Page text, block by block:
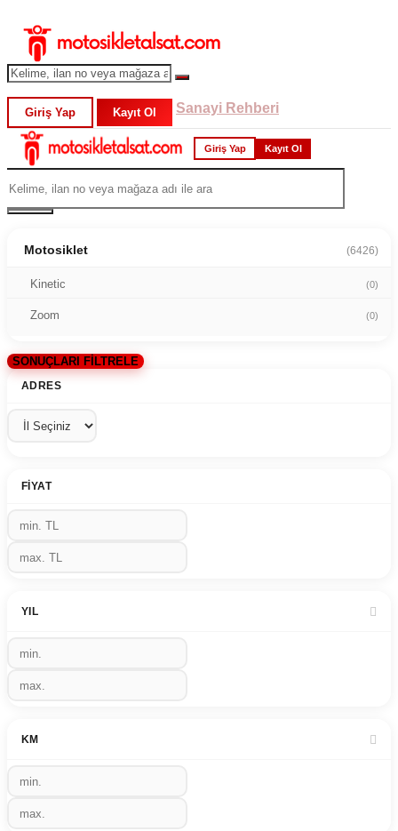
Giriş Yap Kayıt Ol Sanayi Rehberi
Giriş Yap Kayıt Ol
Motosiklet (6426)
Kinetic (0)
Zoom (0)
SONUÇLARI FİLTRELE
ADRES
FIYAT
YIL
KM